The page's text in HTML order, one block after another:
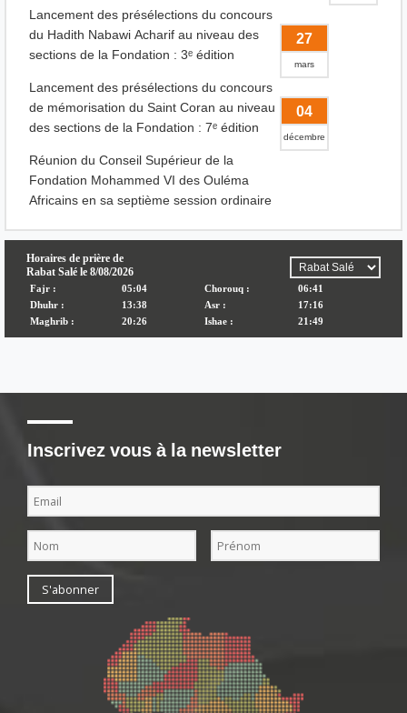
Lancement des présélections du concours
du Hadith Nabawi Acharif au niveau des
sections de la Fondation : 3ᵉ édition
27
mars
Lancement des présélections du concours
de mémorisation du Saint Coran au niveau
des sections de la Fondation : 7ᵉ édition
04
décembre
Réunion du Conseil Supérieur de la
Fondation Mohammed VI des Ouléma
Africains en sa septième session ordinaire
Inscrivez vous à la newsletter